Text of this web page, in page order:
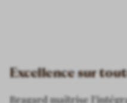
Excellence sur
Bragard maîtrise